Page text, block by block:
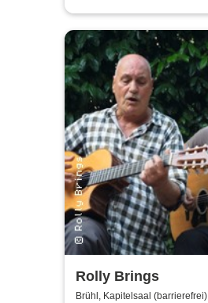
Rolly Brings
Brühl, Kapitelsaal (barrierefrei)